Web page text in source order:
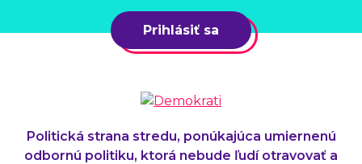
Prihlásiť sa
Politická strana stredu, ponúkajúca umiernenú
odbornú politiku, ktorá nebude ľudí otravovať a